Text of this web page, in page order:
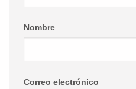
Nombre
Correo electrónico